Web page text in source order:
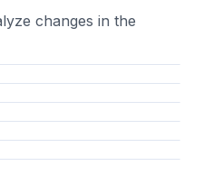
changes in the